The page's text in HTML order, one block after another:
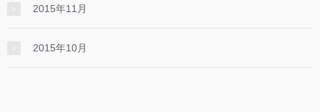
2015年11月
2015年10月